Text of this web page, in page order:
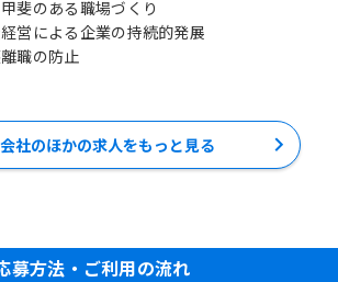
斐のある職場づくり
営による企業の持続的発展
職の防止
社のほかの求人をもっと見る
募方法・ご利用の流れ